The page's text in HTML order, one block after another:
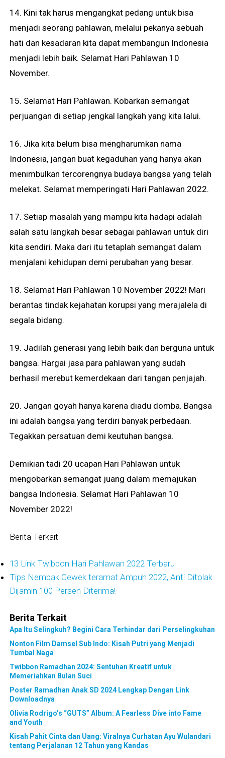
14. Kini tak harus mengangkat pedang untuk bisa
menjadi seorang pahlawan, melalui pekanya sebuah
hati dan kesadaran kita dapat membangun Indonesia
menjadi lebih baik. Selamat Hari Pahlawan 10
November.
15. Selamat Hari Pahlawan. Kobarkan semangat
perjuangan di setiap jengkal langkah yang kita lalui.
16. Jika kita belum bisa mengharumkan nama
Indonesia, jangan buat kegaduhan yang hanya akan
menimbulkan tercorengnya budaya bangsa yang telah
melekat. Selamat memperingati Hari Pahlawan 2022.
17. Setiap masalah yang mampu kita hadapi adalah
salah satu langkah besar sebagai pahlawan untuk diri
kita sendiri. Maka dari itu tetaplah semangat dalam
menjalani kehidupan demi perubahan yang besar.
18. Selamat Hari Pahlawan 10 November 2022! Mari
berantas tindak kejahatan korupsi yang merajalela di
segala bidang.
19. Jadilah generasi yang lebih baik dan berguna untuk
bangsa. Hargai jasa para pahlawan yang sudah
berhasil merebut kemerdekaan dari tangan penjajah.
20. Jangan goyah hanya karena diadu domba. Bangsa
ini adalah bangsa yang terdiri banyak perbedaan.
Tegakkan persatuan demi keutuhan bangsa.
Demikian tadi 20 ucapan Hari Pahlawan untuk
mengobarkan semangat juang dalam memajukan
bangsa Indonesia. Selamat Hari Pahlawan 10
November 2022!
Berita Terkait
13 Link Twibbon Hari Pahlawan 2022 Terbaru
Tips Nembak Cewek teramat Ampuh 2022, Anti Ditolak
Dijamin 100 Persen Diterima!
Berita Terkait
Apa Itu Selingkuh? Begini Cara Terhindar dari Perselingkuhan
Nonton Film Damsel Sub Indo: Kisah Putri yang Menjadi
Tumbal Naga
Twibbon Ramadhan 2024: Sentuhan Kreatif untuk
Memeriahkan Bulan Suci
Poster Ramadhan Anak SD 2024 Lengkap Dengan Link
Downloadnya
Olivia Rodrigo’s “GUTS” Album: A Fearless Dive into Fame
and Youth
Kisah Pahit Cinta dan Uang: Viralnya Curhatan Ayu Wulandari
tentang Perjalanan 12 Tahun yang Kandas